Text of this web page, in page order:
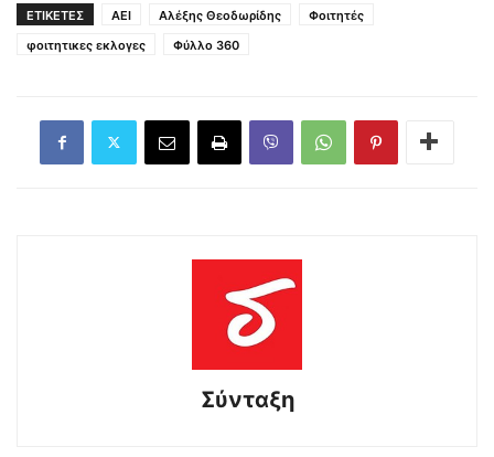
ΕΤΙΚΕΤΕΣ ΑΕΙ Αλέξης Θεοδωρίδης
Φοιτητές
φοιτητικες εκλογες
Φύλλο 360
Σύνταξη